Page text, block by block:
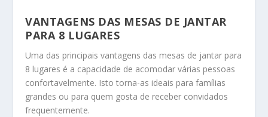
VANTAGENS DAS MESAS DE JANTAR
PARA 8 LUGARES
Uma das principais vantagens das mesas de jantar para
8 lugares é a capacidade de acomodar várias pessoas
confortavelmente. Isto torna-as ideais para famílias
grandes ou para quem gosta de receber convidados
frequentemente.